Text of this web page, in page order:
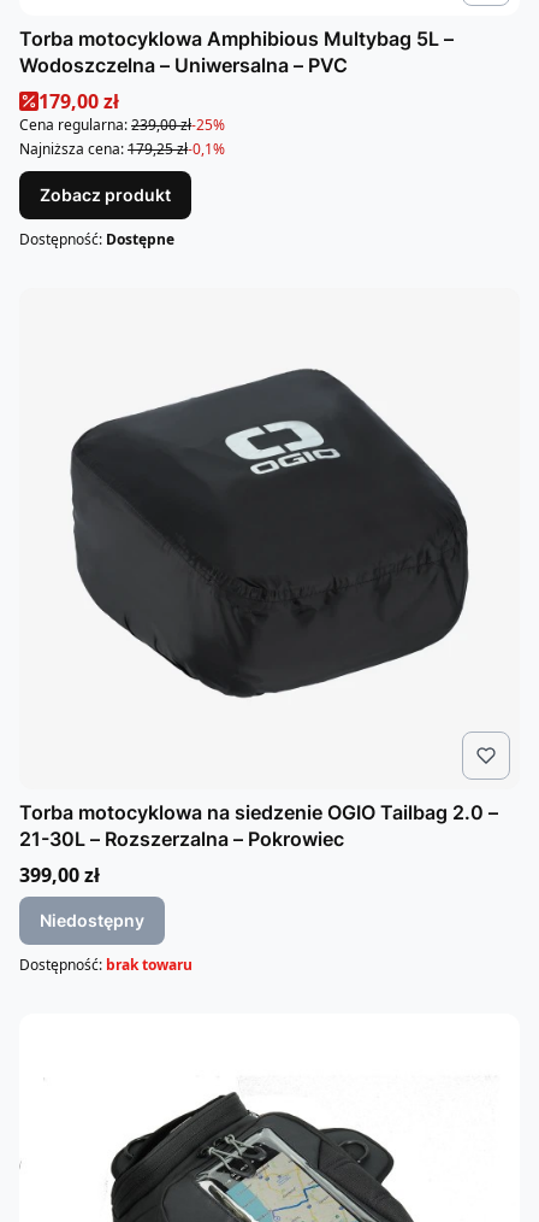
Torba motocyklowa Amphibious Multybag 5L –
Wodoszczelna – Uniwersalna – PVC
Cena promocyjna
179,00 zł
Cena regularna:239,00 zł-25%
Najniższa cena:179,25 zł-0,1%
Zobacz produkt
Dostępność: Dostępne
Torba motocyklowa na siedzenie OGIO Tailbag 2.0 –
21-30L – Rozszerzalna – Pokrowiec
Cena
399,00 zł
Niedostępny
Dostępność: brak towaru